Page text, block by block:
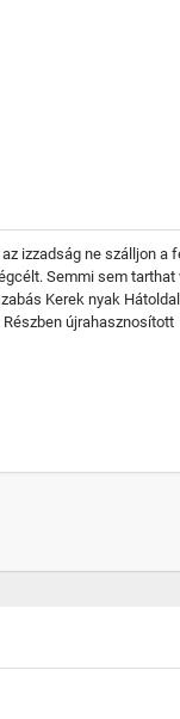
izzadság ne szálljon a
Semmi sem tarthat
Kerek nyak
újrahasznosított